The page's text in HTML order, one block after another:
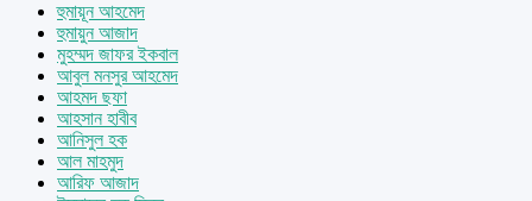
হুমায়ূন আহমেদ
হুমায়ুন আজাদ
মুহম্মদ জাফর ইকবাল
আবুল মনসুর আহমেদ
আহমদ ছফা
আহসান হাবীব
আনিসুল হক
আল মাহমুদ
আরিফ আজাদ